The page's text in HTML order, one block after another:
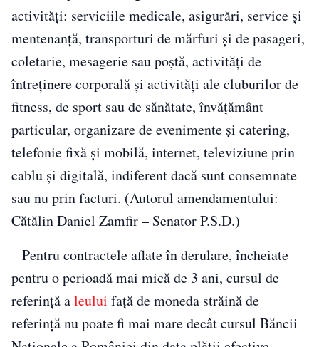
activităţi: serviciile medicale, asigurări, service şi
mentenanţă, transporturi de mărfuri şi de pasageri,
coletarie, mesagerie sau poştă, activităţi de
întreţinere corporală şi activităţi ale cluburilor de
fitness, de sport sau de sănătate, învăţământ
particular, organizare de evenimente şi catering,
telefonie fixă şi mobilă, internet, televiziune prin
cablu şi digitală, indiferent dacă sunt consemnate
sau nu prin facturi. (Autorul amendamentului:
Cătălin Daniel Zamfir – Senator P.S.D.)
– Pentru contractele aflate în derulare, încheiate
pentru o perioadă mai mică de 3 ani, cursul de
referinţă aleului faţă de moneda străină de
referinţă nu poate fi mai mare decât cursul Băncii